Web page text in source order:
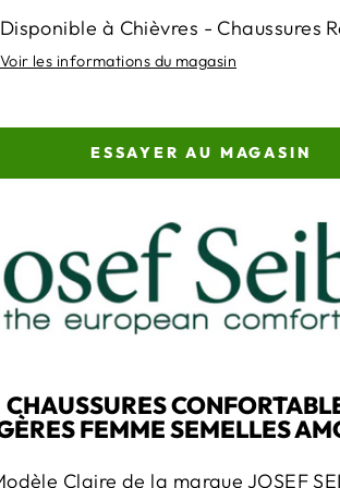
Disponible à Chièvres - Chaussures
Voir les informations du magasin
ESSAYER AU MAGASIN
CHAUSSURES
FEMME SEMELLES
Claire de la marque JOSEF